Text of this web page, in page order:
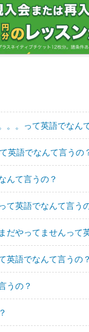
。。って英語でなん
英語でなんて言うの
んて言うの？
て英語でなんて言う
だやってませんって
英語でなんて言うの？
うの？